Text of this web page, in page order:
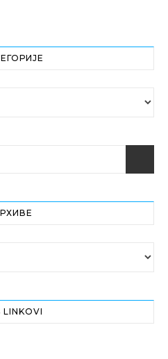
on Twitter
on Instagram
profile on YouTube
LINKOVI